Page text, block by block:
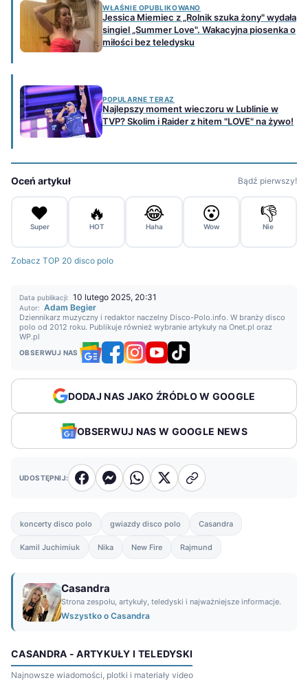
WŁAŚNIE OPUBLIKOWANO
Jessica Miemiec z „Rolnik szuka żony" wydała
singiel „Summer Love". Wakacyjna piosenka o
miłości bez teledysku
POPULARNE TERAZ
Najlepszy moment wieczoru w Lublinie w
TVP? Skolim i Raider z hitem "LOVE" na żywo!
Oceń artykuł Bądź pierwszy!
❤️
Super
🔥
HOT
😂
Haha
😮
Wow
👎
Nie
Zobacz TOP 20 disco polo
Data publikacji: 10 lutego 2025, 20:31
Autor: Adam Begier
Dziennikarz muzyczny i redaktor naczelny Disco-Polo.info. W branży disco
polo od 2012 roku. Publikuje również wybranie artykuły na Onet.pl oraz
WP.pl
OBSERWUJ NAS
DODAJ NAS JAKO ŹRÓDŁO W GOOGLE
OBSERWUJ NAS W GOOGLE NEWS
UDOSTĘPNIJ:
koncerty disco polo gwiazdy disco polo Casandra
Kamil Juchimiuk Nika New Fire Rajmund
Casandra
Strona zespołu, artykuły, teledyski i najważniejsze informacje.
Wszystko o Casandra
CASANDRA - ARTYKUŁY I TELEDYSKI
Najnowsze wiadomości, plotki i materiały video